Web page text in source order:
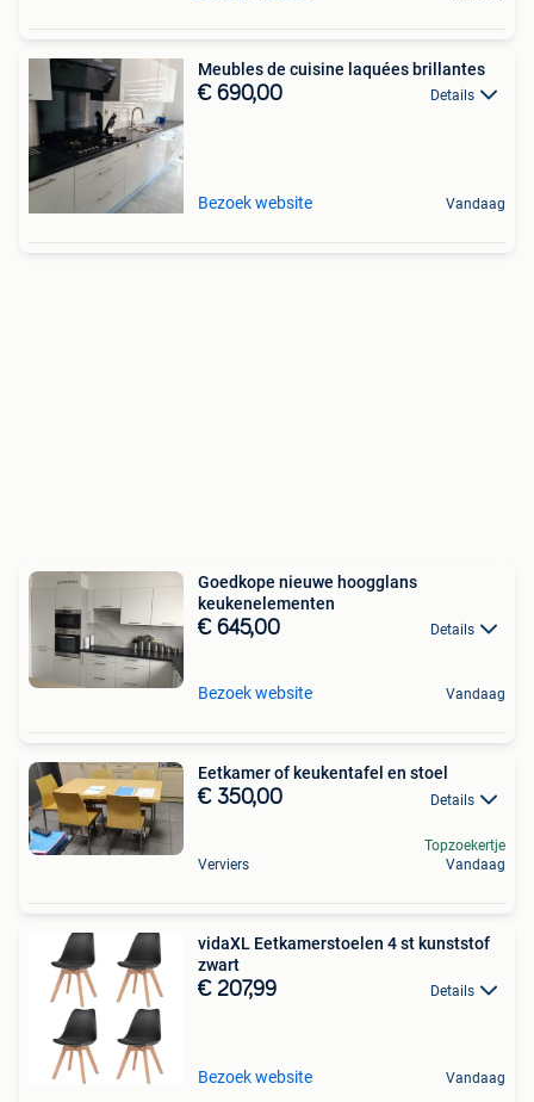
Meubles de cuisine laquées brillantes
€ 690,00 Details
Bezoek website Vandaag
Goedkope nieuwe hoogglans
keukenelementen
€ 645,00 Details
Bezoek website Vandaag
Eetkamer of keukentafel en stoel
€ 350,00 Details
Verviers
Topzoekertje
Vandaag
vidaXL Eetkamerstoelen 4 st kunststof
zwart
€ 207,99 Details
Bezoek website Vandaag